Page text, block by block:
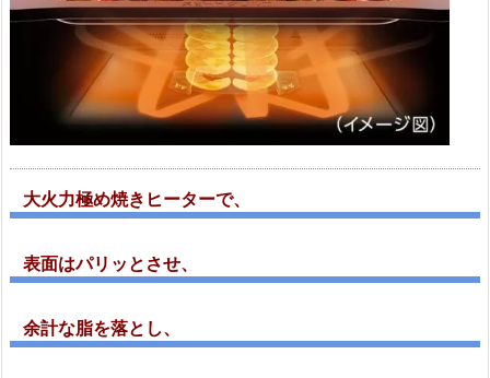
大火力極め焼きヒーターで、
表面はパリッとさせ、
余計な脂を落とし、